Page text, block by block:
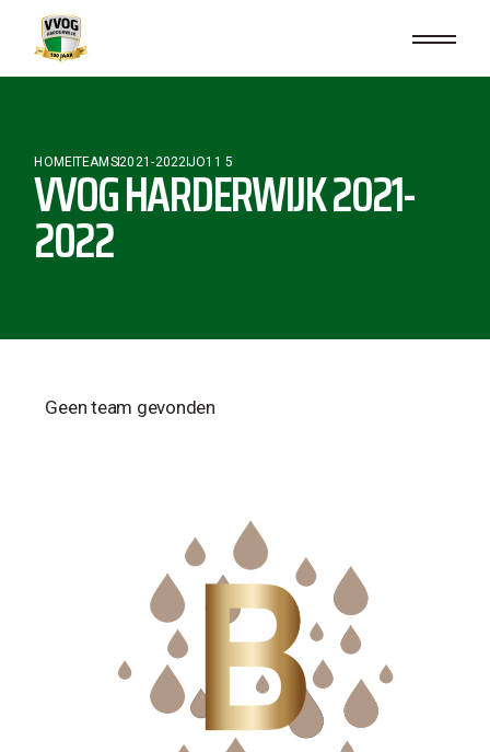
HOMETEAMS2021-2022JO11 5
VVOG HARDERWIJK 2021-
2022
Geen team gevonden